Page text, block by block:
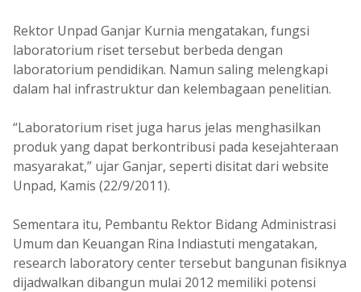
Rektor Unpad Ganjar Kurnia mengatakan, fungsi
laboratorium riset tersebut berbeda dengan
laboratorium pendidikan. Namun saling melengkapi
dalam hal infrastruktur dan kelembagaan penelitian.
“Laboratorium riset juga harus jelas menghasilkan
produk yang dapat berkontribusi pada kesejahteraan
masyarakat,” ujar Ganjar, seperti disitat dari website
Unpad, Kamis (22/9/2011).
Sementara itu, Pembantu Rektor Bidang Administrasi
Umum dan Keuangan Rina Indiastuti mengatakan,
research laboratory center tersebut bangunan fisiknya
dijadwalkan dibangun mulai 2012 memiliki potensi